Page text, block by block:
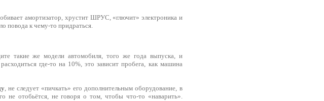
амортизатор, хрустит ШРУС, «глючит» электроника и
повода к чему-то придраться.
такие же модели автомобиля, того же года выпуска, и
где-то на 10%, это зависит пробега, как машина
, не следует «пичкать» его дополнительным оборудование, в
не отобьётся, не говоря о том, чтобы что-то «наварить».